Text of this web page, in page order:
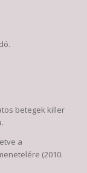
betegek killer
a
(2010.